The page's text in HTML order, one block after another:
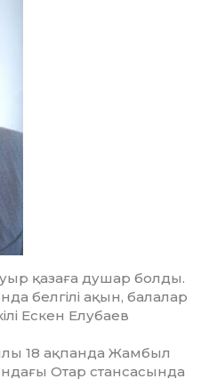
қазаға душар болды.
белгілі ақын, балалар
Ес­кен Елубаев
18 ақпанда Жамбыл
Отар стансасында